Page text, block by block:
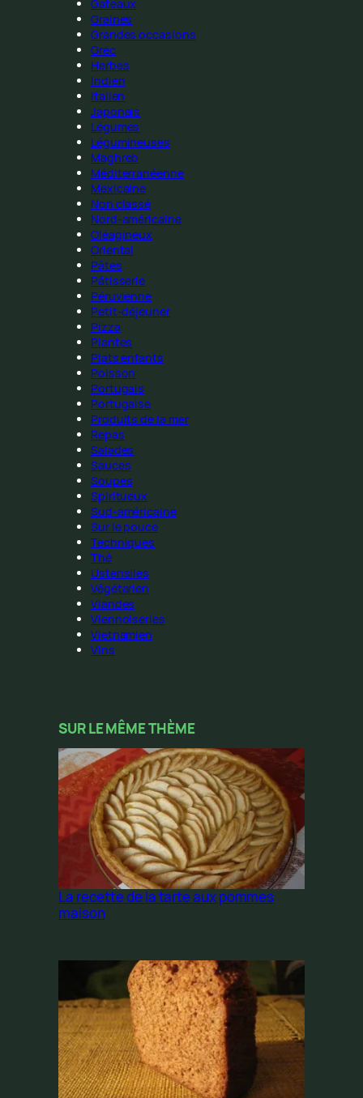
Gateaux
Graines
Grandes occasions
Grec
Herbes
Indien
Italien
Japonais
Légumes
Légumineuses
Maghreb
Méditerranéenne
Mexicaine
Non classé
Nord-américaine
Oléagineux
Oriental
Pâtes
Pâtisserie
Péruvienne
Petit-déjeuner
Pizza
Plantes
Plats enfants
Poisson
Portugais
Portugaise
Produits de la mer
Repas
Salades
Sauces
Soupes
Spiritueux
Sud-américaine
Sur le pouce
Techniques
Thé
Ustensiles
Végétarien
Viandes
Viennoiseries
Vietnamien
Vins
SUR LE MÊME THÈME
La recette de la tarte aux pommes
maison